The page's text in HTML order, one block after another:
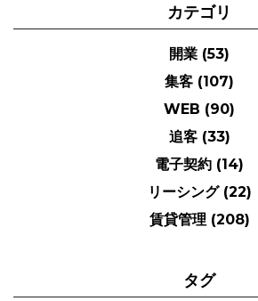
カテゴリ
開業 (53)
集客 (107)
WEB (90)
追客 (33)
電子契約 (14)
リーシング (22)
賃貸管理 (208)
タグ